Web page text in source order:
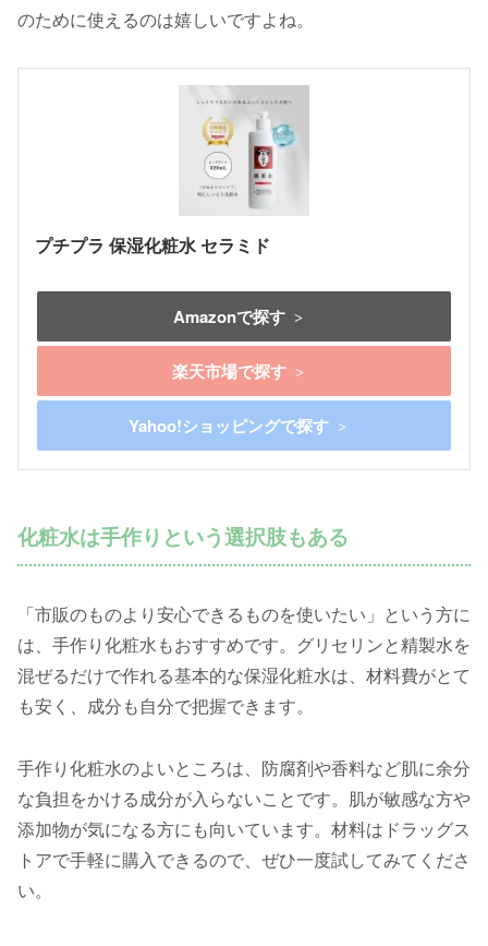
のために使えるのは嬉しいですよね。
プチプラ 保湿化粧水 セラミド
Amazonで探す
楽天市場で探す
Yahoo!ショッピングで探す
化粧水は手作りという選択肢もある
「市販のものより安心できるものを使いたい」という方に
は、手作り化粧水もおすすめです。グリセリンと精製水を
混ぜるだけで作れる基本的な保湿化粧水は、材料費がとて
も安く、成分も自分で把握できます。
手作り化粧水のよいところは、防腐剤や香料など肌に余分
な負担をかける成分が入らないことです。肌が敏感な方や
添加物が気になる方にも向いています。材料はドラッグス
トアで手軽に購入できるので、ぜひ一度試してみてくださ
い。